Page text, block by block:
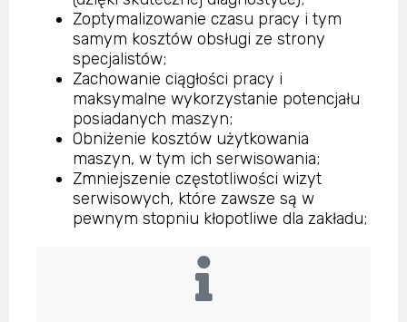
Zoptymalizowanie czasu pracy i tym
samym kosztów obsługi ze strony
specjalistów;
Zachowanie ciągłości pracy i
maksymalne wykorzystanie potencjału
posiadanych maszyn;
Obniżenie kosztów użytkowania
maszyn, w tym ich serwisowania;
Zmniejszenie częstotliwości wizyt
serwisowych, które zawsze są w
pewnym stopniu kłopotliwe dla zakładu;